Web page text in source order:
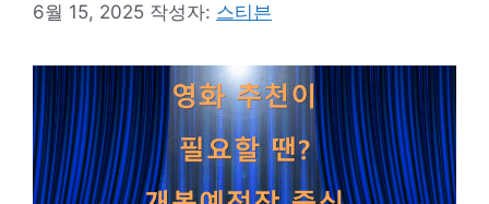
6월 15, 2025 작성자: 스티븐